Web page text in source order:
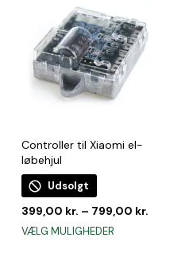
Controller til Xiaomi el-
løbehjul
Udsolgt
399,00 kr. – 799,00 kr.
VÆLG MULIGHEDERDette